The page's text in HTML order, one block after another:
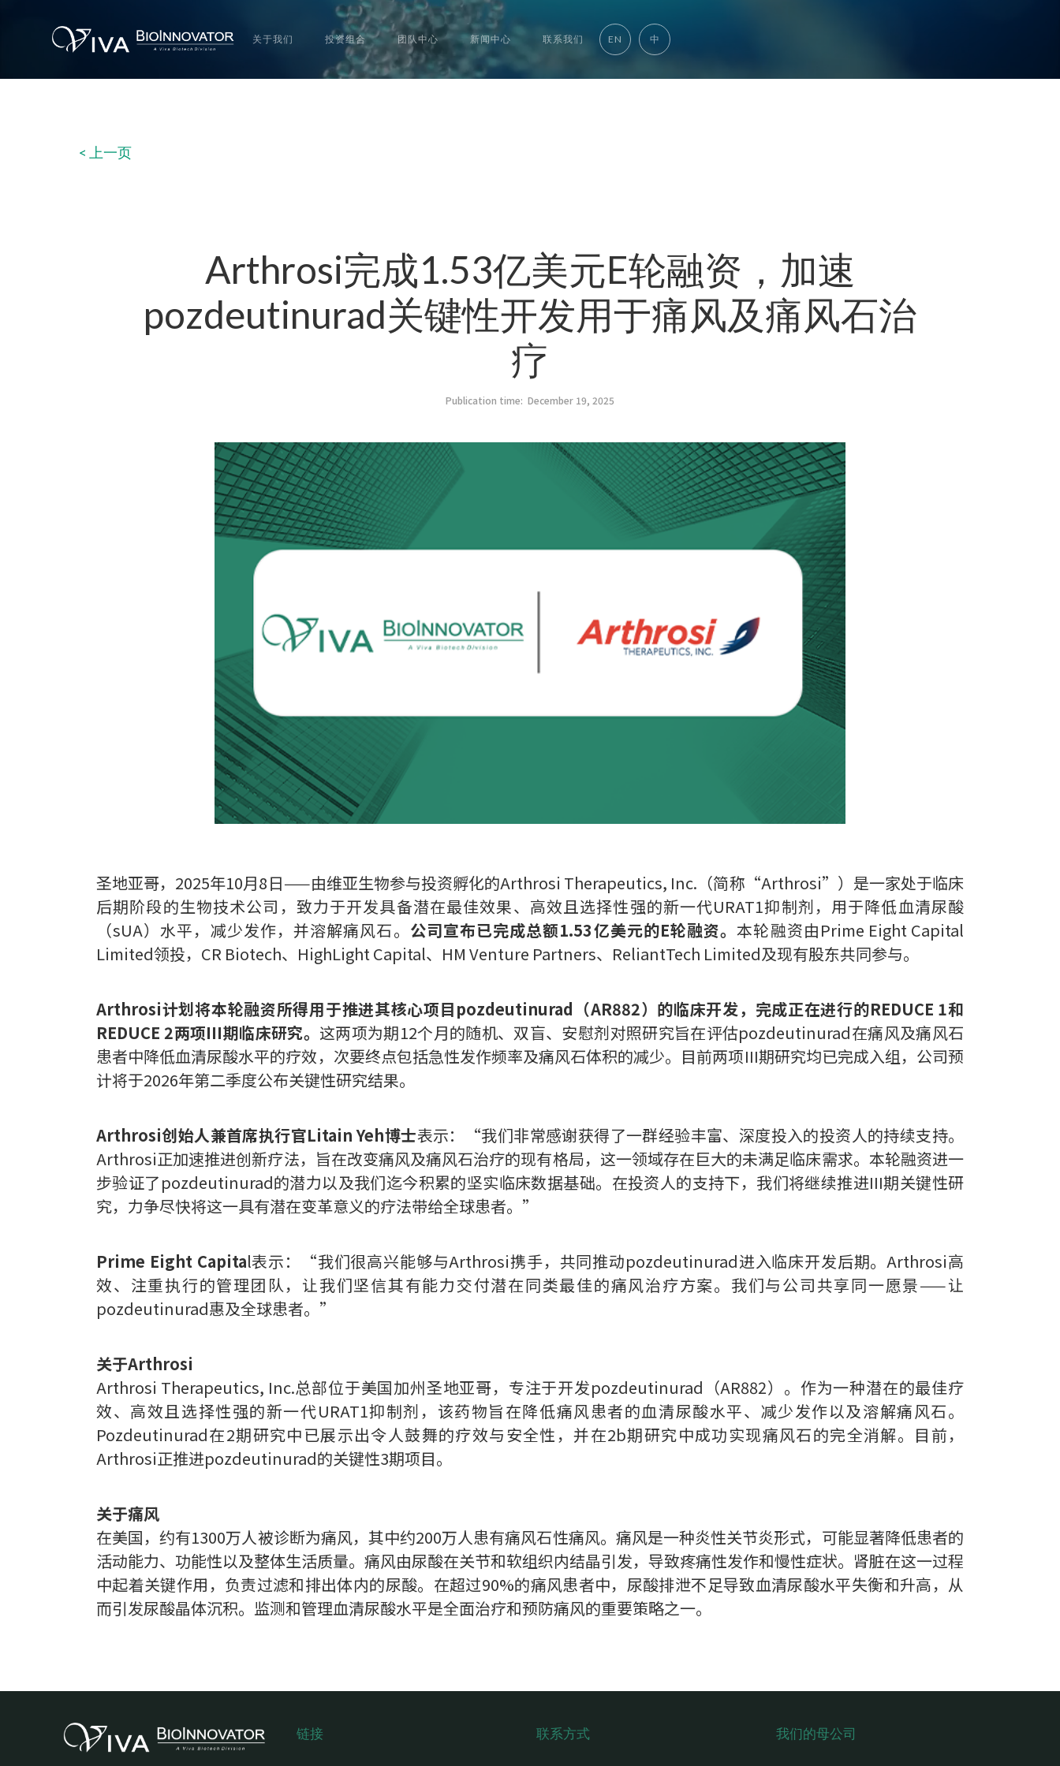
关于我们 投资组合 团队中心 新闻中心 联系我们 EN 中
< 上一页
Arthrosi完成1.53亿美元E轮融资，加速
pozdeutinurad关键性开发用于痛风及痛风石治
疗
Publication time: December 19, 2025
圣地亚哥，2025年10月8日——由维亚生物参与投资孵化的Arthrosi Therapeutics, Inc.（简称“Arthrosi”）是一家处于临床
后期阶段的生物技术公司，致力于开发具备潜在最佳效果、高效且选择性强的新一代URAT1抑制剂，用于降低血清尿酸
（sUA）水平，减少发作，并溶解痛风石。 公司宣布已完成总额1.53亿美元的E轮融资。本轮融资由Prime Eight Capital
Limited领投，CR Biotech、HighLight Capital、HM Venture Partners、ReliantTech Limited及现有股东共同参与。
Arthrosi计划将本轮融资所得用于推进其核心项目pozdeutinurad（AR882）的临床开发，完成正在进行的REDUCE 1和
REDUCE 2两项III期临床研究。 这两项为期12个月的随机、双盲、安慰剂对照研究旨在评估pozdeutinurad在痛风及痛风石
患者中降低血清尿酸水平的疗效，次要终点包括急性发作频率及痛风石体积的减少。目前两项III期研究均已完成入组，公司预
计将于2026年第二季度公布关键性研究结果。
Arthrosi创始人兼首席执行官Litain Yeh博士表示：“我们非常感谢获得了一群经验丰富、深度投入的投资人的持续支持。
Arthrosi正加速推进创新疗法，旨在改变痛风及痛风石治疗的现有格局，这一领域存在巨大的未满足临床需求。本轮融资进一
步验证了pozdeutinurad的潜力以及我们迄今积累的坚实临床数据基础。在投资人的支持下，我们将继续推进III期关键性研
究，力争尽快将这一具有潜在变革意义的疗法带给全球患者。”
Prime Eight Capital表示：“我们很高兴能够与Arthrosi携手，共同推动pozdeutinurad进入临床开发后期。Arthrosi高
效、注重执行的管理团队，让我们坚信其有能力交付潜在同类最佳的痛风治疗方案。我们与公司共享同一愿景——让
pozdeutinurad惠及全球患者。”
关于Arthrosi
Arthrosi Therapeutics, Inc.总部位于美国加州圣地亚哥，专注于开发pozdeutinurad（AR882）。作为一种潜在的最佳疗
效、高效且选择性强的新一代URAT1抑制剂，该药物旨在降低痛风患者的血清尿酸水平、减少发作以及溶解痛风石。
Pozdeutinurad在2期研究中已展示出令人鼓舞的疗效与安全性，并在2b期研究中成功实现痛风石的完全消解。目前，
Arthrosi正推进pozdeutinurad的关键性3期项目。
关于痛风
在美国，约有1300万人被诊断为痛风，其中约200万人患有痛风石性痛风。痛风是一种炎性关节炎形式，可能显著降低患者的
活动能力、功能性以及整体生活质量。痛风由尿酸在关节和软组织内结晶引发，导致疼痛性发作和慢性症状。肾脏在这一过程
中起着关键作用，负责过滤和排出体内的尿酸。在超过90%的痛风患者中，尿酸排泄不足导致血清尿酸水平失衡和升高，从
而引发尿酸晶体沉积。监测和管理血清尿酸水平是全面治疗和预防痛风的重要策略之一。
链接 联系方式 我们的母公司